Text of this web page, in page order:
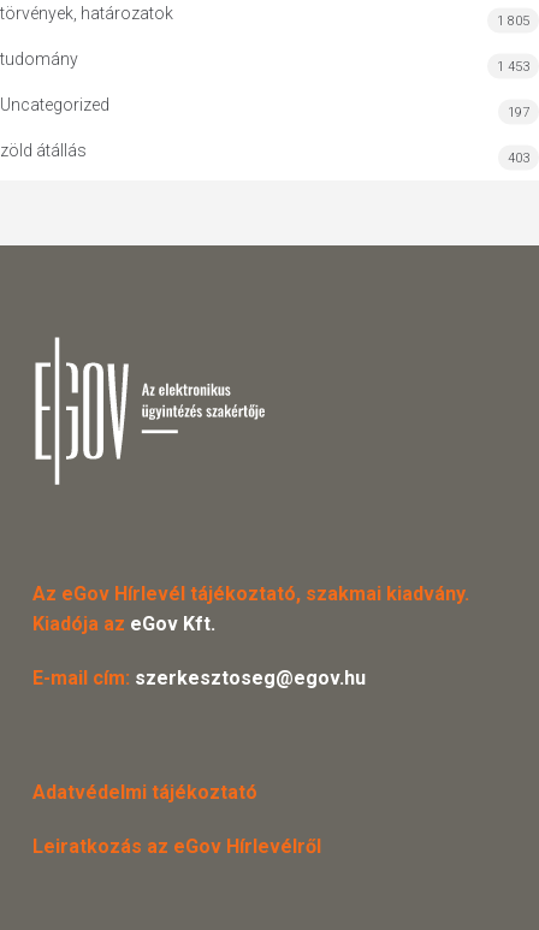
törvények, határozatok 1 805
tudomány 1 453
Uncategorized 197
zöld átállás 403
Az eGov Hírlevél tájékoztató, szakmai kiadvány.
Kiadója az eGov Kft.
E-mail cím: szerkesztoseg@egov.hu
Adatvédelmi tájékoztató
Leiratkozás az eGov Hírlevélről